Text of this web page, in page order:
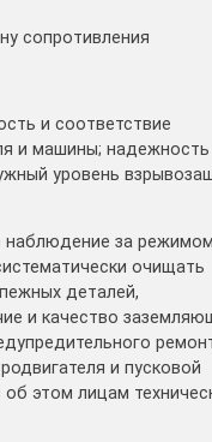
сопротивления
и соответствие
и машины; надежность
уровень
наблюдение за режимом
очищать
деталей,
и качество
и пусковой
этом лицам